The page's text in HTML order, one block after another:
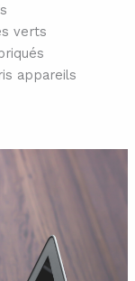
verts
appareils